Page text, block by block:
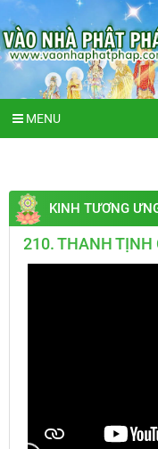
MENU
KINH TƯƠNG
210. THANH TỊNH